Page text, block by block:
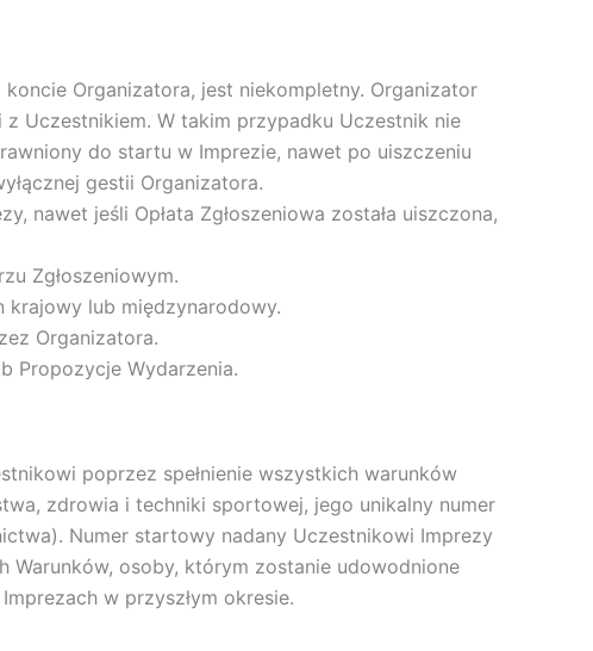
koncie Organizatora, jest niekompletny. Organizator
Uczestnikiem. W takim przypadku Uczestnik nie
do startu w Imprezie, nawet po uiszczeniu
gestii Organizatora.
nawet jeśli Opłata Zgłoszeniowa została uiszczona,
Zgłoszeniowym.
krajowy lub międzynarodowy.
Organizatora.
Propozycje Wydarzenia.
poprzez spełnienie wszystkich warunków
zdrowia i techniki sportowej, jego unikalny numer
Numer startowy nadany Uczestnikowi Imprezy
Warunków, osoby, którym zostanie udowodnione
w przyszłym okresie.